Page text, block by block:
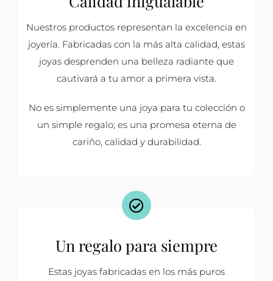
Nuestros productos representan la excelencia en
joyería. Fabricadas con la más alta calidad, estas
joyas desprenden una belleza radiante que
cautivará a tu amor a primera vista.
No es simplemente una joya para tu colección o
un simple regalo; es una promesa eterna de
cariño, calidad y durabilidad.
Un regalo para siempre
Estas joyas fabricadas en los más puros